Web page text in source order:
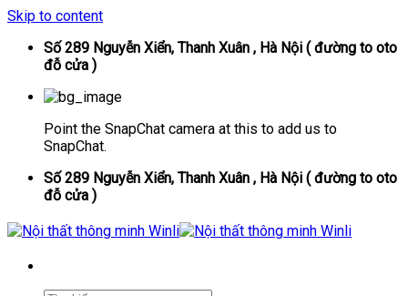
Skip to content
Số 289 Nguyễn Xiển, Thanh Xuân , Hà Nội ( đường to oto
đỗ cửa )
Point the SnapChat camera at this to add us to
SnapChat.
Số 289 Nguyễn Xiển, Thanh Xuân , Hà Nội ( đường to oto
đỗ cửa )